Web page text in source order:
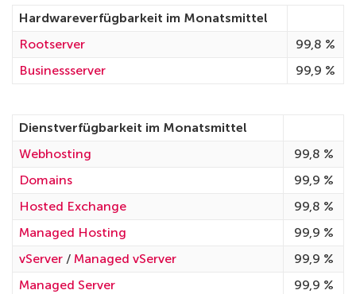
Hardwareverfügbarkeit im Monatsmittel
Rootserver
99,8 %
Businessserver
99,9 %
Dienstverfügbarkeit im Monatsmittel
Webhosting
99,8 %
Domains
99,9 %
Hosted Exchange
99,8 %
Managed Hosting
99,9 %
vServer / Managed vServer
99,9 %
Managed Server
99,9 %